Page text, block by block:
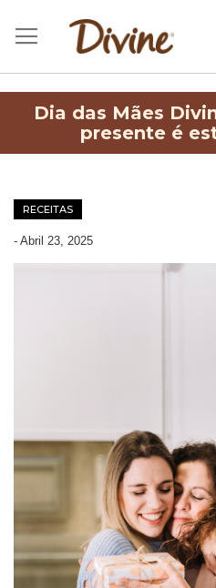
Dia das Mães
presente é
RECEITAS
- Abril 23, 2025